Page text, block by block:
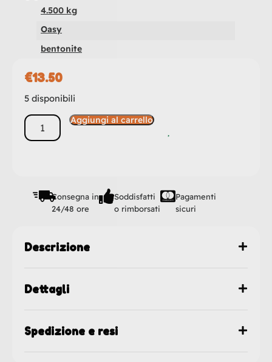
4.500 kg
Oasy
bentonite
€13.50
5 disponibili
Aggiungi al carrello
Consegna in
24/48 ore
Soddisfatti
o rimborsati
Pagamenti
sicuri
Descrizione
Dettagli
Spedizione e resi